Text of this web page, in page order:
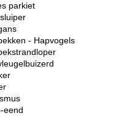
parkiet
- Hapvogels
eend